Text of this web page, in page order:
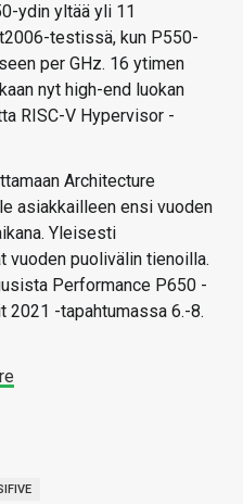
ydin yltää yli 11
testissä, kun P550-
per GHz. 16 ytimen
nyt high-end luokan
RISC-V Hypervisor -
Architecture
asiakkailleen ensi vuoden
Yleisesti
puolivälin tienoilla.
Performance P650 -
2021 -tapahtumassa 6.-8.